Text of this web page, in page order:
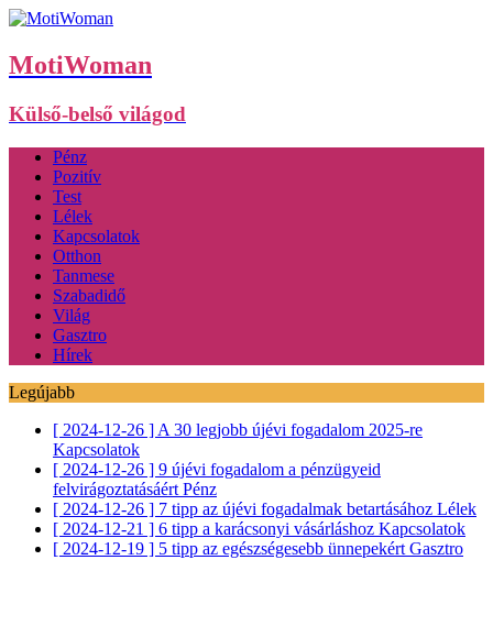
MotiWoman
Külső-belső világod
Pénz
Pozitív
Test
Lélek
Kapcsolatok
Otthon
Tanmese
Szabadidő
Világ
Gasztro
Hírek
Legújabb
[ 2024-12-26 ] A 30 legjobb újévi fogadalom 2025-re
Kapcsolatok
[ 2024-12-26 ] 9 újévi fogadalom a pénzügyeid
felvirágoztatásáért Pénz
[ 2024-12-26 ] 7 tipp az újévi fogadalmak betartásához Lélek
[ 2024-12-21 ] 6 tipp a karácsonyi vásárláshoz Kapcsolatok
[ 2024-12-19 ] 5 tipp az egészségesebb ünnepekért Gasztro